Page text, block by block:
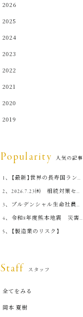
2026
2025
2024
2023
2022
2021
2020
2019
Popularity 人気の記事
【最新】世界の長寿国ランキ
ングと日本人の健康観
2026.7.23㈭ 相続対策セミ
ナー開催します！！
プルデンシャル生命社員ら
金銭搾取事件に関して
令和8年度熊本地震 災害
救助法適用地域の皆さまへ
【製造業のリスク】
Staff スタッフ
全てをみる
岡本 夏樹